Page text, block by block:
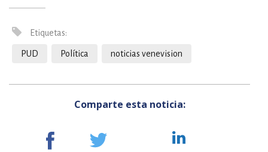
Etiquetas:
PUD Política noticias venevision
Comparte esta noticia: